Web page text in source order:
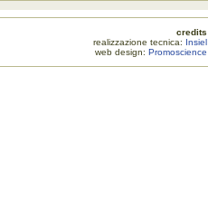
credits
tecnica: Insiel
web design: Promoscience